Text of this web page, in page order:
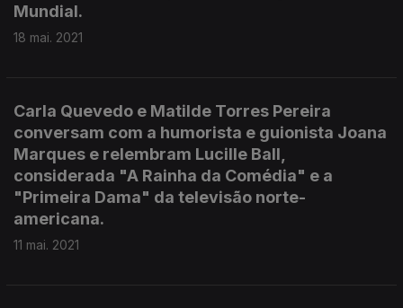
Mundial.
18 mai. 2021
Carla Quevedo e Matilde Torres Pereira
conversam com a humorista e guionista Joana
Marques e relembram Lucille Ball,
considerada "A Rainha da Comédia" e a
"Primeira Dama" da televisão norte-
americana.
11 mai. 2021